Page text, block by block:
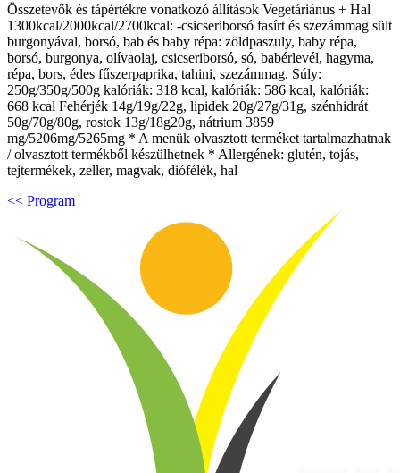
Összetevők és tápértékre vonatkozó állítások Vegetáriánus + Hal
1300kcal/2000kcal/2700kcal: -csicseriborsó fasírt és szezámmag sült
burgonyával, borsó, bab és baby répa: zöldpaszuly, baby répa,
borsó, burgonya, olívaolaj, csicseriborsó, só, babérlevél, hagyma,
répa, bors, édes fűszerpaprika, tahini, szezámmag. Súly:
250g/350g/500g kalóriák: 318 kcal, kalóriák: 586 kcal, kalóriák:
668 kcal Fehérjék 14g/19g/22g, lipidek 20g/27g/31g, szénhidrát
50g/70g/80g, rostok 13g/18g20g, nátrium 3859
mg/5206mg/5265mg * A menük olvasztott terméket tartalmazhatnak
/ olvasztott termékből készülhetnek * Allergének: glutén, tojás,
tejtermékek, zeller, magvak, diófélék, hal
<< Program